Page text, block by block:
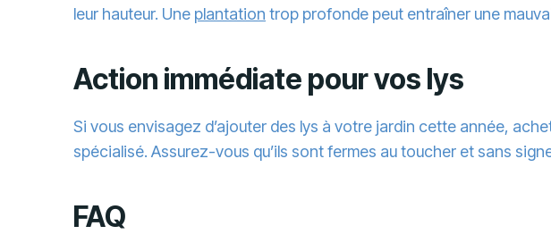
leur hauteur. Une plantation trop profonde peut entraîner une
Action immédiate pour vos lys
Si vous envisagez d’ajouter des lys à votre jardin cette année,
spécialisé. Assurez-vous qu’ils sont fermes au toucher et sans
FAQ